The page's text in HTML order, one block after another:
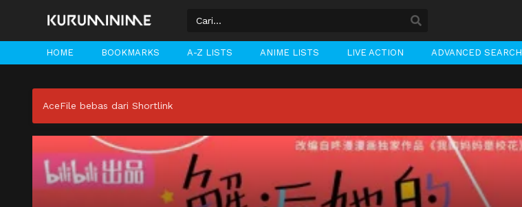
HOME BOOKMARKS A-Z LISTS ANIME LISTS LIVE ACTION ADVANCED SEARCH
AceFile bebas dari Shortlink